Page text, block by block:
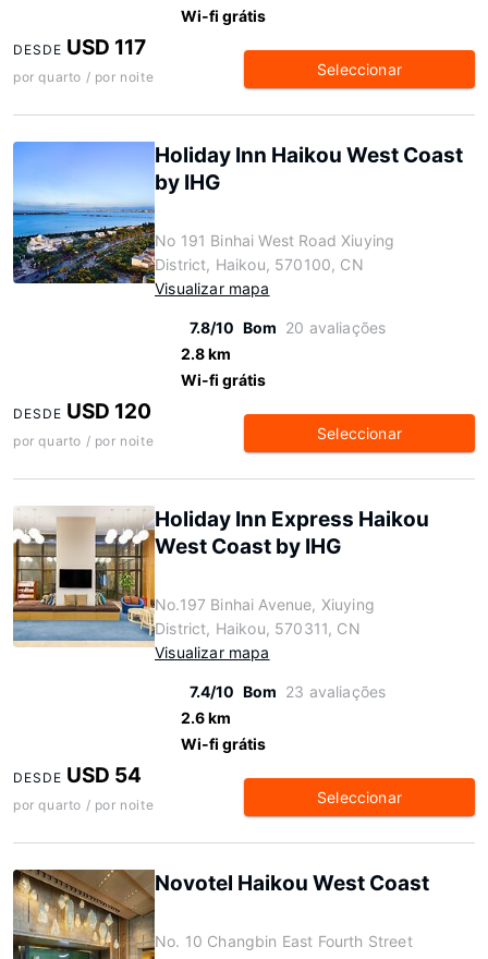
Wi-fi grátis
DESDE USD 117
por quarto / por noite Seleccionar
Holiday Inn Haikou West Coast
by IHG
No 191 Binhai West Road Xiuying
District, Haikou, 570100, CN
Visualizar mapa
7.8/10 Bom 20 avaliações
2.8 km
Wi-fi grátis
DESDE USD 120
por quarto / por noite Seleccionar
Holiday Inn Express Haikou
West Coast by IHG
No.197 Binhai Avenue, Xiuying
District, Haikou, 570311, CN
Visualizar mapa
7.4/10 Bom 23 avaliações
2.6 km
Wi-fi grátis
DESDE USD 54
por quarto / por noite Seleccionar
Novotel Haikou West Coast
No. 10 Changbin East Fourth Street